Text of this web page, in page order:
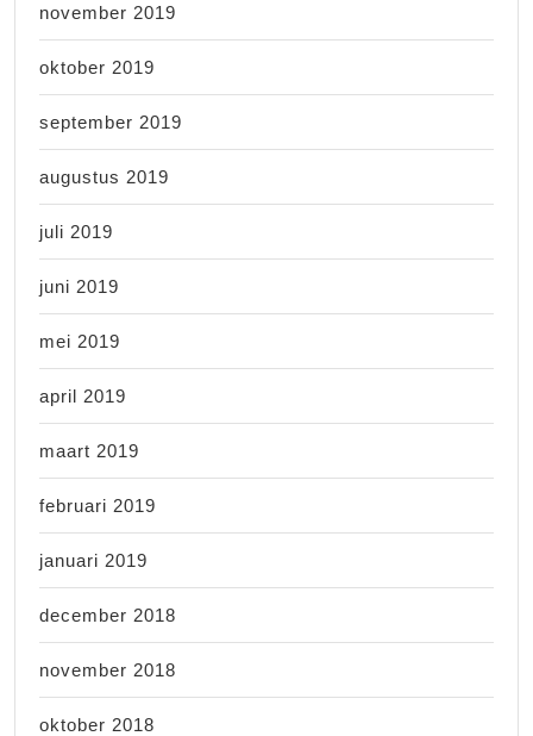
november 2019
oktober 2019
september 2019
augustus 2019
juli 2019
juni 2019
mei 2019
april 2019
maart 2019
februari 2019
januari 2019
december 2018
november 2018
oktober 2018